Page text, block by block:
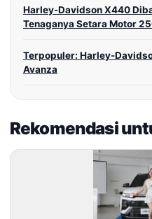
Harley-Davidson X440
Tenaganya Setara Motor
Terpopuler: Harley-
Avanza
Rekomendasi